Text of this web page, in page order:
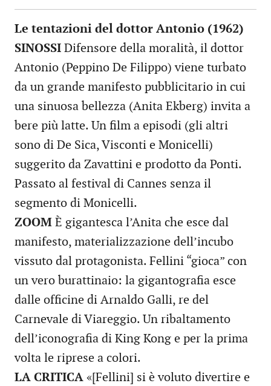
Le tentazioni del dottor Antonio (1962)
SINOSSI Difensore della moralità, il dottor
Antonio (Peppino De Filippo) viene turbato
da un grande manifesto pubblicitario in cui
una sinuosa bellezza (Anita Ekberg) invita a
bere più latte. Un film a episodi (gli altri
sono di De Sica, Visconti e Monicelli)
suggerito da Zavattini e prodotto da Ponti.
Passato al festival di Cannes senza il
segmento di Monicelli.
ZOOM È gigantesca l’Anita che esce dal
manifesto, materializzazione dell’incubo
vissuto dal protagonista. Fellini “gioca” con
un vero burattinaio: la gigantografia esce
dalle officine di Arnaldo Galli, re del
Carnevale di Viareggio. Un ribaltamento
dell’iconografia di King Kong e per la prima
volta le riprese a colori.
LA CRITICA «[Fellini] si è voluto divertire e